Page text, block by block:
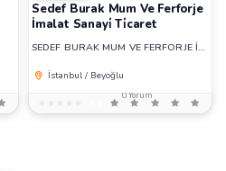
Sedef Burak Mum Ve Ferforje
İmalat Sanayi̇ Ti̇caret
SEDEF BURAK MUM VE FERFORJE İMALAT SANAYİ TİCARET
İstanbul / Beyoğlu
★★★★★
★★★★★
0 Yorum